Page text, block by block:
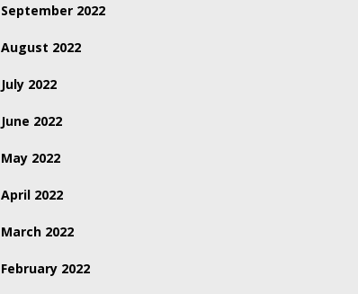
September 2022
August 2022
July 2022
June 2022
May 2022
April 2022
March 2022
February 2022